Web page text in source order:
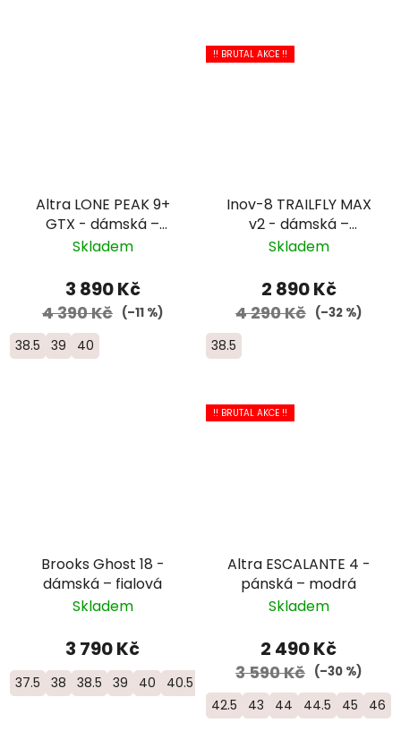
Altra LONE PEAK 9+
GTX - dámská –
zelená
Skladem
3 890 Kč
4 390 Kč (–11 %)
38.5 39 40
!! BRUTAL AKCE !!
Inov-8 TRAILFLY MAX
v2 - dámská –
červená
Skladem
2 890 Kč
4 290 Kč (–32 %)
38.5
Brooks Ghost 18 -
dámská – fialová
Skladem
3 790 Kč
37.5 38 38.5 39 40 40.5
!! BRUTAL AKCE !!
Altra ESCALANTE 4 -
pánská – modrá
Skladem
2 490 Kč
3 590 Kč (–30 %)
42.5 43 44 44.5 45 46